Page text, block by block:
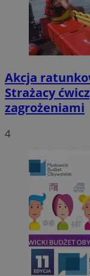
Akcja
Strażacy
zagrożeniami
4